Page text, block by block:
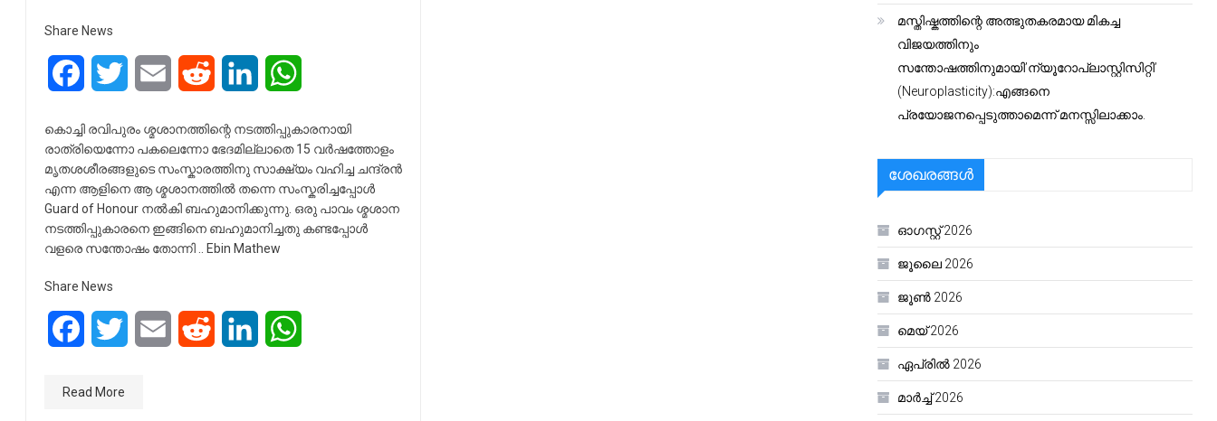
Share News
FacebookTwitter Email Reddit LinkedIn
കൊച്ചി രവിപുരം ശ്മശാനത്തിന്റെ നടത്തിപ്പുകാരനായി
രാത്രിയെന്നോ പകലെന്നോ ഭേദമില്ലാതെ 15 വർഷത്തോളം
മൃതശശീരങ്ങളുടെ സംസ്കാരത്തിനു സാക്ഷ്യം വഹിച്ച ചന്ദ്രൻ
എന്ന ആളിനെ ആ ശ്മശാനത്തിൽ തന്നെ സംസ്കരിച്ചപ്പോൾ
Guard of Honour നൽകി ബഹുമാനിക്കുന്നു. ഒരു പാവം ശ്മശാന
നടത്തിപ്പുകാരനെ ഇങ്ങിനെ ബഹുമാനിച്ചതു കണ്ടപ്പോൾ
വളരെ സന്തോഷം തോന്നി .. Ebin Mathew
Share News
FacebookTwitter Email Reddit LinkedIn
Read More
മസ്തിഷ്കത്തിന്റെ അത്ഭുതകരമായ മികച്ച
വിജയത്തിനും
സന്തോഷത്തിനുമായി’ന്യൂറോപ്ലാസ്റ്റിസിറ്റി’
(Neuroplasticity):എങ്ങനെ
പ്രയോജനപ്പെടുത്താമെന്ന് മനസ്സിലാക്കാം.
ശേഖരങ്ങൾ
ഓഗസ്റ്റ്‌ 2026
ജൂലൈ 2026
ജൂൺ 2026
മെയ്‌ 2026
ഏപ്രിൽ 2026
മാർച്ച്‌ 2026